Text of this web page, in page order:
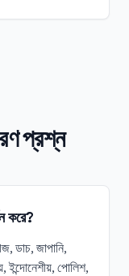
প্রশ্ন
করে?
ডাচ, জাপানি,
ইন্দোনেশীয়, পোলিশ,